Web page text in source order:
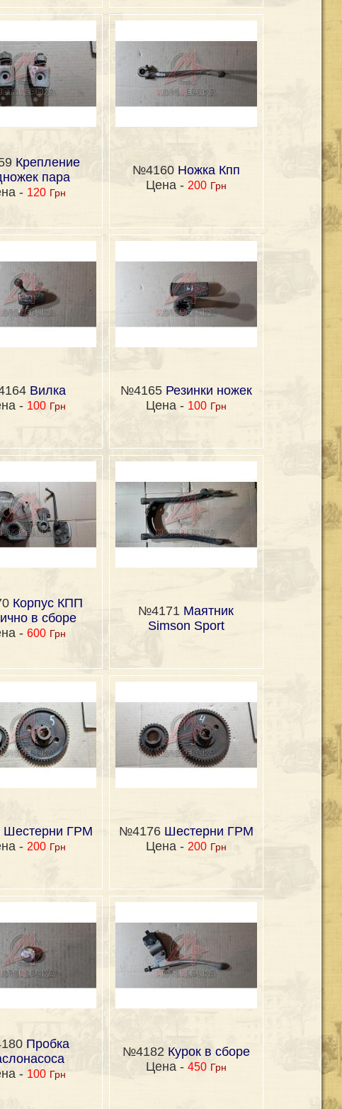
Крепление
пара
- 120 Грн
№4160 Ножка Кпп
Цена - 200 Грн
Вилка
- 100 Грн
№4165 Резинки ножек
Цена - 100 Грн
Корпус КПП
в сборе
- 600 Грн
№4171 Маятник
Simson Sport
Шестерни ГРМ
- 200 Грн
№4176 Шестерни ГРМ
Цена - 200 Грн
Пробка
- 100 Грн
№4182 Курок в сборе
Цена - 450 Грн